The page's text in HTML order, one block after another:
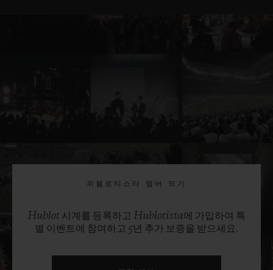
위블로티스타 멤버 되기
Hublot 시계를 등록하고 Hublotista에 가입하여 특
별 이벤트에 참여하고 5년 추가 보증을 받으세요.